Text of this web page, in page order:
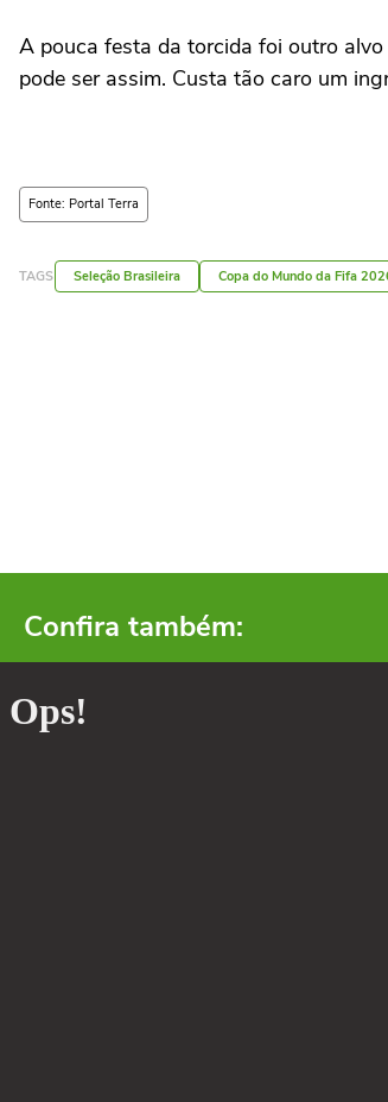
A pouca festa da torcida foi outro
pode ser assim. Custa tão caro um
Fonte: Portal Terra
TAGS Seleção Brasileira Copa do Mundo da Fifa
Confira também: